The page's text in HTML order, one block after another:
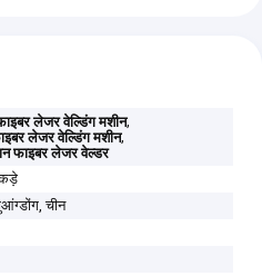
लेजर वेल्डिंग मशीन,
लेजर वेल्डिंग मशीन,
फाइबर लेजर वेल्डर
चीन